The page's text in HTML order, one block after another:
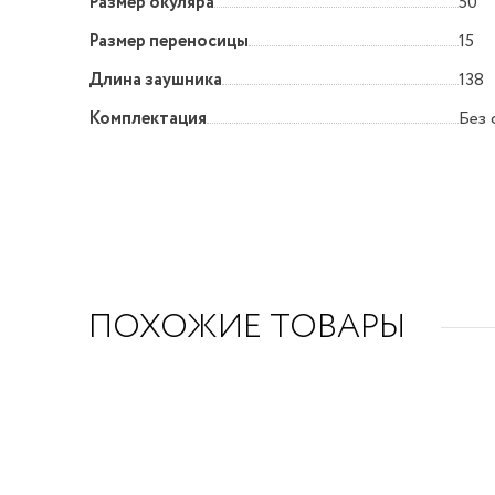
Размер переносицы
15
Длина заушника
138
Комплектация
Без
ПОХОЖИЕ ТОВАРЫ